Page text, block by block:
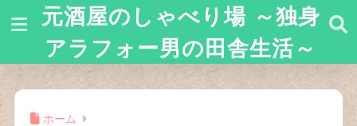
元酒屋のしゃべり場 ～独身
アラフォー男の田舎生活～
ホーム